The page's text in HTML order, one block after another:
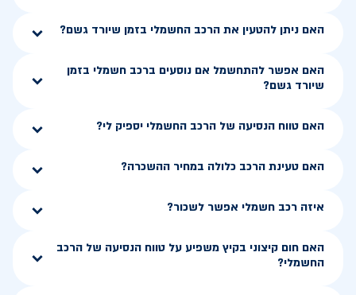
האם ניתן להטעין את הרכב החשמלי בזמן שיורד גשם?
האם אפשר להתחשמל אם נוסעים ברכב חשמלי בזמן
שיורד גשם?
האם טווח הנסיעה של הרכב החשמלי יספיק לי?
האם טעינת הרכב כלולה במחיר ההשכרה?
איזה רכב חשמלי אפשר לשכור?
האם חום קיצוני בקיץ משפיע על טווח הנסיעה של הרכב
החשמלי?